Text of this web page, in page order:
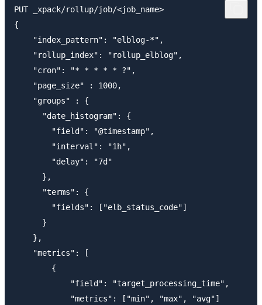
PUT _xpack/rollup/job/<job_name>
{
    "index_pattern": "elblog-*",
    "rollup_index": "rollup_elblog",
    "cron": "* * * * * ?",
    "page_size" : 1000,
    "groups" : {
      "date_histogram": {
        "field": "@timestamp",
        "interval": "1h",
        "delay": "7d"
      },
      "terms": {
        "fields": ["elb_status_code"]
      }
    },
    "metrics": [
        {
            "field": "target_processing_time",
            "metrics": ["min", "max", "avg"]